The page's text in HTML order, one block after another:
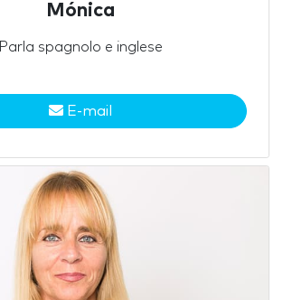
Mónica
Parla spagnolo e inglese
E-mail